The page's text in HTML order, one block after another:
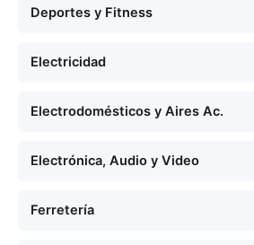
Deportes y Fitness
Electricidad
Electrodomésticos y Aires Ac.
Electrónica, Audio y Video
Ferretería